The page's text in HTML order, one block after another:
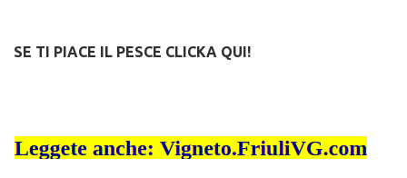
SE TI PIACE IL PESCE CLICKA QUI!